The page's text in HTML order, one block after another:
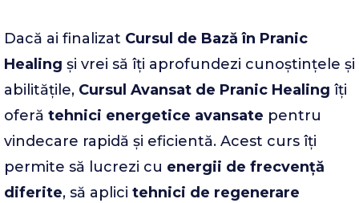
Dacă ai finalizat Cursul de Bază în Pranic
Healing și vrei să îți aprofundezi cunoștințele și
abilitățile, Cursul Avansat de Pranic Healing îți
oferă tehnici energetice avansate pentru
vindecare rapidă și eficientă. Acest curs îți
permite să lucrezi cu energii de frecvență
diferite, să aplici tehnici de regenerare